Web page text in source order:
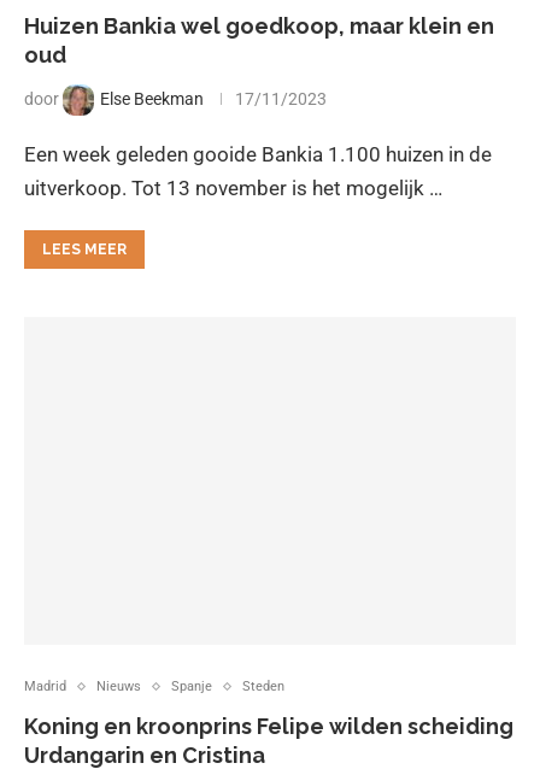
Huizen Bankia wel goedkoop, maar klein en
oud
door Else Beekman 17/11/2023
Een week geleden gooide Bankia 1.100 huizen in de
uitverkoop. Tot 13 november is het mogelijk …
LEES MEER
Madrid Nieuws Spanje Steden
Koning en kroonprins Felipe wilden scheiding
Urdangarin en Cristina